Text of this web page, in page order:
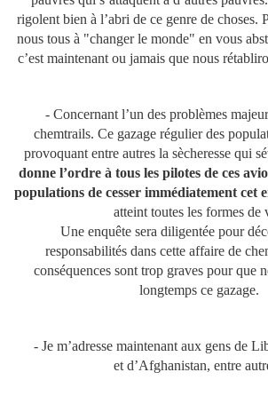
rigolent bien à l’abri de ce genre de choses.
nous tous à "changer le monde" en vous
c’est maintenant ou jamais que nous
- Concernant l’un des problèmes
chemtrails. Ce gazage régulier des
provoquant entre autres la sècheresse qui
donne l’ordre à tous les pilotes de ces
populations de cesser immédiatement cet
atteint toutes les formes de
Une enquête sera diligentée pour
responsabilités dans cette affaire de
conséquences sont trop graves pour que
longtemps ce gazage.
- Je m’adresse maintenant aux gens de
et d’Afghanistan, entre